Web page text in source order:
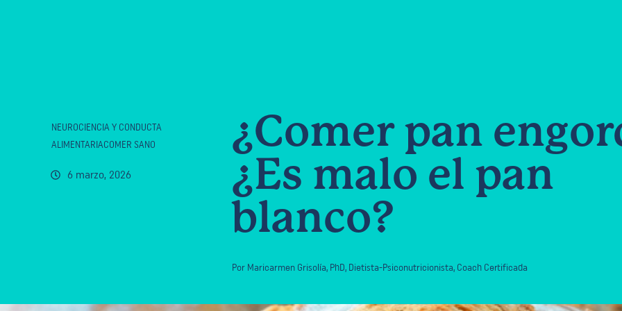
NEUROCIENCIA Y CONDUCTA
ALIMENTARIACOMER SANO
6 marzo, 2026
¿Comer pan
¿Es malo el pan
blanco?
Por Maricarmen Grisolía, PhD, Dietista-Psiconutricionista, Coach Certificada